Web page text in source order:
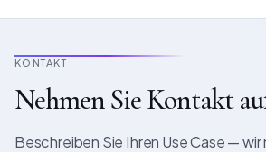
KONTAKT
Nehmen Sie Kontakt
Beschreiben Sie Ihren Use Case —